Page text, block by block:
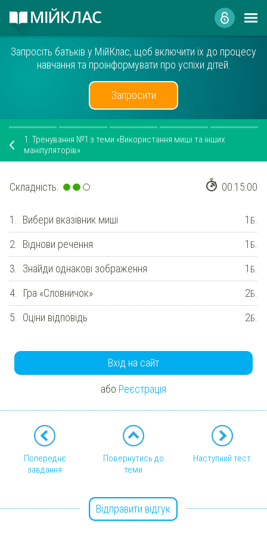
Запросіть батьків у МійКлас, щоб включити їх до процесу
навчання та проінформувати про успіхи дітей.
Запросити
1. Тренування №1 з теми «Використання миші та інших
маніпуляторів»
Складність: 00:15:00
1. Вибери вказівник миші 1 Б.
2. Віднови речення 1 Б.
3. Знайди однакові зображення 1 Б.
4. Гра «Словничок» 2Б.
5. Оціни відповідь 2Б.
Вхід на сайт
або Реєстрація
Попереднє
завдання
Повернутись до
теми
Наступний тест
Відправити відгук